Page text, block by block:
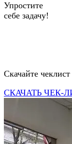
Упростите
себе задачу!
Скачайте
СКАЧАТЬ ЧЕК-